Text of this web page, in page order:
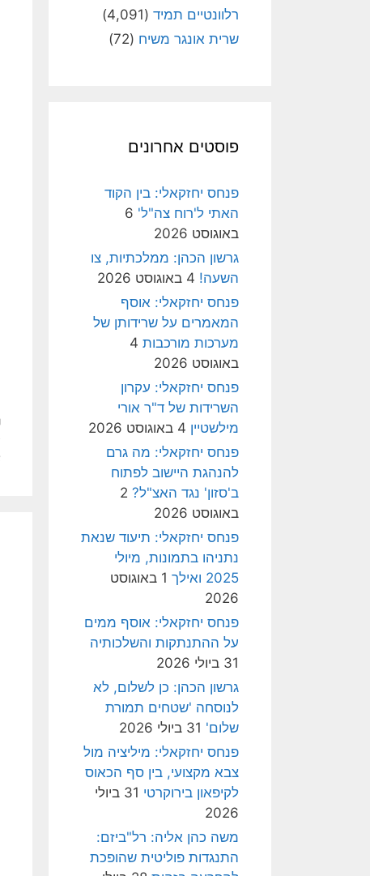
רלוונטיים תמיד (4,091)
שרית אונגר משיח (72)
פוסטים אחרונים
פנחס יחזקאלי: בין הקוד
האתי ל'רוח צה"ל' 6
באוגוסט 2026
גרשון הכהן: ממלכתיות, צו
השעה! 4 באוגוסט 2026
פנחס יחזקאלי: אוסף
המאמרים על שרידותן של
מערכות מורכבות 4
באוגוסט 2026
פנחס יחזקאלי: עקרון
השרידות של ד"ר אורי
מילשטיין 4 באוגוסט 2026
פנחס יחזקאלי: מה גרם
להנהגת היישוב לפתוח
ב'סזון' נגד האצ"ל? 2
באוגוסט 2026
פנחס יחזקאלי: תיעוד שנאת
נתניהו בתמונות, מיולי
2025 ואילך
1 באוגוסט
2026
פנחס יחזקאלי: אוסף ממים
על ההתנתקות והשלכותיה
31 ביולי 2026
גרשון הכהן: כן לשלום, לא
לנוסחה 'שטחים תמורת
שלום' 31 ביולי 2026
פנחס יחזקאלי: מיליציה מול
צבא מקצועי, בין סף הכאוס
לקיפאון בירוקרטי
31 ביולי
2026
משה כהן אליה: רל"ביזם:
התנגדות פוליטית שהופכת